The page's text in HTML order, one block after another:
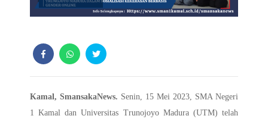
Kamal, SmansakaNews. Senin, 15 Mei 2023, SMA Negeri
1 Kamal dan Universitas Trunojoyo Madura (UTM) telah